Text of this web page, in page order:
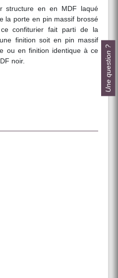
structure en en MDF laqué
la porte en pin massif brossé
confiturier fait parti de la
finition soit en pin massif
ou en finition identique à ce
noir.
Une question ?